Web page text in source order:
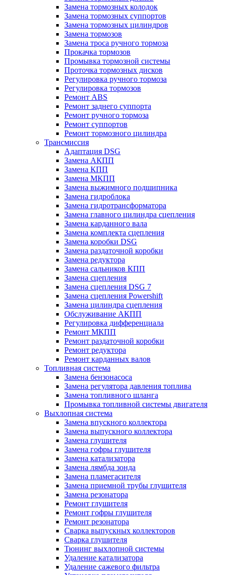
Замена тормозных колодок
Замена тормозных суппортов
Замена тормозных цилиндров
Замена тормозов
Замена троса ручного тормоза
Прокачка тормозов
Промывка тормозной системы
Проточка тормозных дисков
Регулировка ручного тормоза
Регулировка тормозов
Ремонт ABS
Ремонт заднего суппорта
Ремонт ручного тормоза
Ремонт суппортов
Ремонт тормозного цилиндра
Трансмиссия
Адаптация DSG
Замена АКПП
Замена КПП
Замена МКПП
Замена выжимного подшипника
Замена гидроблока
Замена гидротрансформатора
Замена главного цилиндра сцепления
Замена карданного вала
Замена комплекта сцепления
Замена коробки DSG
Замена раздаточной коробки
Замена редуктора
Замена сальников КПП
Замена сцепления
Замена сцепления DSG 7
Замена сцепления Powershift
Замена цилиндра сцепления
Обслуживание АКПП
Регулировка дифференциала
Ремонт МКПП
Ремонт раздаточной коробки
Ремонт редуктора
Ремонт карданных валов
Топливная система
Замена бензонасоса
Замена регулятора давления топлива
Замена топливного шланга
Промывка топливной системы двигателя
Выхлопная система
Замена впускного коллектора
Замена выпускного коллектора
Замена глушителя
Замена гофры глушителя
Замена катализатора
Замена лямбда зонда
Замена пламегасителя
Замена приемной трубы глушителя
Замена резонатора
Ремонт глушителя
Ремонт гофры глушителя
Ремонт резонатора
Сварка выпускных коллекторов
Сварка глушителя
Тюнинг выхлопной системы
Удаление катализатора
Удаление сажевого фильтра